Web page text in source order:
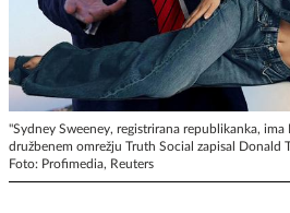
"Sydney Sweeney, registrirana republikanka, ima
družbenem omrežju Truth Social zapisal Donald
Foto: Profimedia, Reuters